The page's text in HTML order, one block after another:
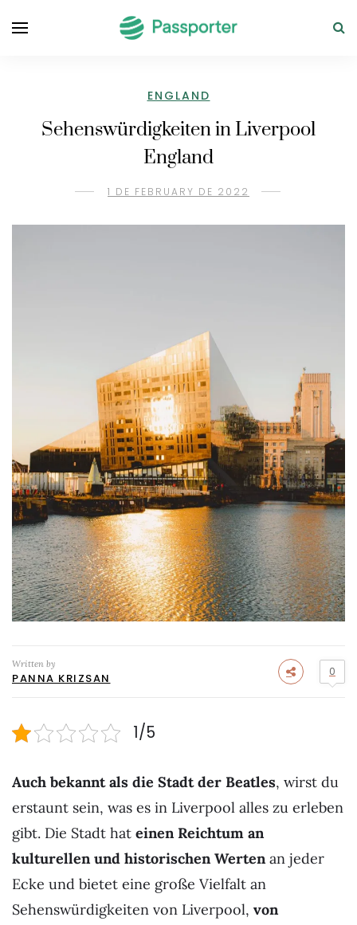
ENGLAND
Sehenswürdigkeiten in Liverpool
England
1 DE FEBRUARY DE 2022
Written by
PANNA KRIZSAN 0
1/5
Auch bekannt als die Stadt der Beatles, wirst du
erstaunt sein, was es in Liverpool alles zu erleben
gibt. Die Stadt hat einen Reichtum an
kulturellen und historischen Wertenan jeder
Ecke und bietet eine große Vielfalt an
Sehenswürdigkeiten von Liverpool, von